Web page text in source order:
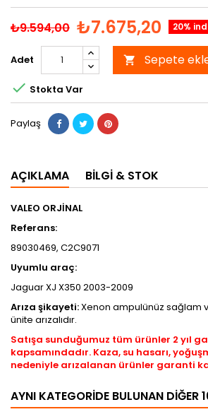
₺9.594,00 ₺7.675,20 20%
Adet  Sepete
 Stokta Var
Paylaş
AÇIKLAMA BILGI & STOK
VALEO ORJİNAL
Referans:
89030469, C2C9071
Uyumlu araç:
Jaguar XJ X350 2003-2009
Arıza şikayeti:Xenon ampulünüz sağlam
ünite arızalıdır.
Satışa sunduğumuz tüm ürünler 2 yıl
kapsamındadır. Kaza, su hasarı,
nedeniyle arızalanan ürünler garanti
AYNI KATEGORIDE BULUNAN DIĞER